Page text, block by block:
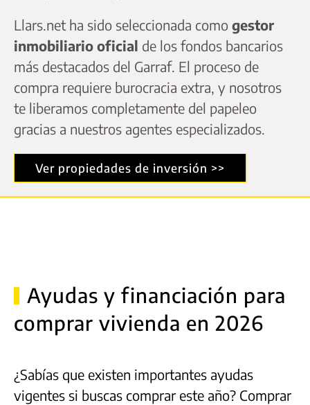
Llars.net ha sido seleccionada como gestor
inmobiliario oficial de los fondos bancarios
más destacados del Garraf. El proceso de
compra requiere burocracia extra, y nosotros
te liberamos completamente del papeleo
gracias a nuestros agentes especializados.
Ver propiedades de inversión >>
Ayudas y financiación para
comprar vivienda en 2026
¿Sabías que existen importantes ayudas
vigentes si buscas comprar este año? Comprar